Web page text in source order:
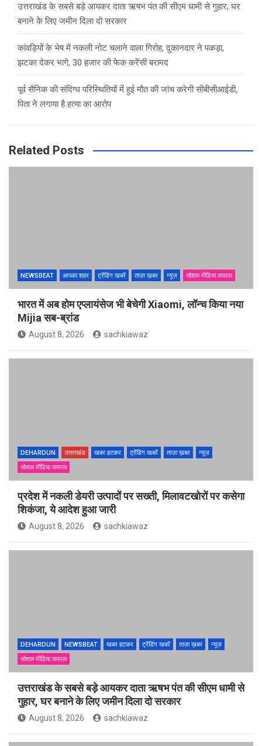
उत्तराखंड के सबसे बड़े आयकर दाता ऋषभ पंत की सीएम धामी से गुहार, घर
बनाने के लिए जमीन दिला दो सरकार
कांवड़ियों के भेष में नकली नोट चलाने वाला गिरोह, दुकानदार ने पकड़ा,
झटका देकर भागे, 30 हजार की फेक करेंसी बरामद
पूर्व सैनिक की संदिग्ध परिस्थितियों में हुई मौत की जांच करेगी सीबीसीआईडी,
पिता ने लगाया है हत्या का आरोप
Related Posts
NEWSBEAT आपका शहर ट्रेंडिंग खबरें ताज़ा ख़बर न्यूज़ सोशल मीडिया वायरल
भारत में अब होम एप्लायंसेज भी बेचेगी Xiaomi, लॉन्च किया नया
Mijia सब-ब्रांड
August 8, 2026 sachkiawaz
DEHARDUN उत्तराखंड खबर हटकर ट्रेंडिंग खबरें ताज़ा ख़बर
न्यूज़
सोशल मीडिया वायरल
प्रदेश में नकली डेयरी उत्पादों पर सख्ती, मिलावटखोरों पर कसेगा
शिकंजा, ये आदेश हुआ जारी
August 8, 2026 sachkiawaz
DEHARDUN NEWSBEAT खबर हटकर ट्रेंडिंग खबरें ताज़ा ख़बर
न्यूज़
सोशल मीडिया वायरल
उत्तराखंड के सबसे बड़े आयकर दाता ऋषभ पंत की सीएम धामी से
गुहार, घर बनाने के लिए जमीन दिला दो सरकार
August 8, 2026 sachkiawaz